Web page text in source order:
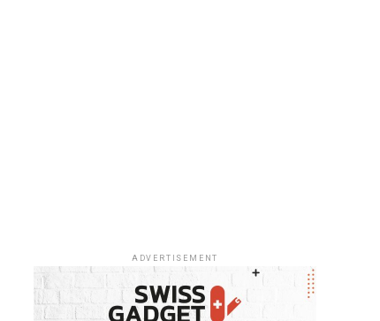
ADVERTISEMENT